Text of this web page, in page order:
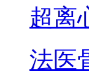
超离
法医